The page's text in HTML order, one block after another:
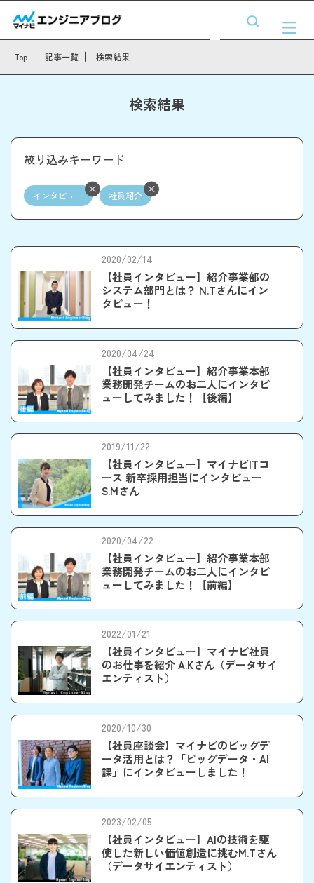
Top 記事一覧 検索結果
検索結果
絞り込みキーワード
インタビュー 社員紹介
2020/02/14
【社員インタビュー】紹介事業部の
システム部門とは？ N.Tさんにイン
タビュー！
2020/04/24
【社員インタビュー】紹介事業本部
業務開発チームのお二人にインタビ
ューしてみました！【後編】
2019/11/22
【社員インタビュー】マイナビITコ
ース 新卒採用担当にインタビュー
S.Mさん
2020/04/22
【社員インタビュー】紹介事業本部
業務開発チームのお二人にインタビ
ューしてみました！【前編】
2022/01/21
【社員インタビュー】マイナビ社員
のお仕事を紹介 A.Kさん（データサイ
エンティスト）
2020/10/30
【社員座談会】マイナビのビッグデ
ータ活用とは？「ビッグデータ・AI
課」にインタビューしました！
2023/02/05
【社員インタビュー】AIの技術を駆
使した新しい価値創造に挑むM.Tさん
（データサイエンティスト）